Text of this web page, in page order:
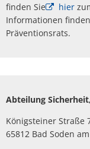
finden Sie
hier
Informationen
Präventionsrats.
Abteilung
Königsteiner Straße
65812 Bad Soden